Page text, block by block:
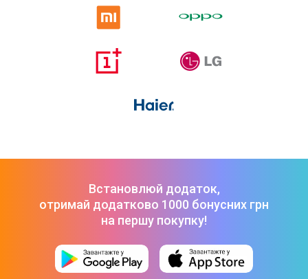
Встановлюй додаток,
отримай додатково 1000 бонусних грн
на першу покупку!